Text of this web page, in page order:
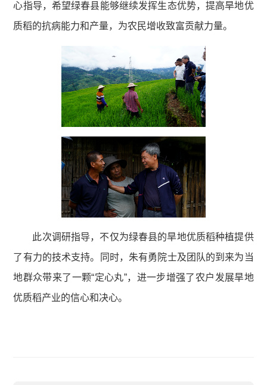
心指导，希望绿春县能够继续发挥生态优势，提高旱地优
质稻的抗病能力和产量，为农民增收致富贡献力量。
此次调研指导，不仅为绿春县的旱地优质稻种植提供
了有力的技术支持。同时，朱有勇院士及团队的到来为当
地群众带来了一颗“定心丸”，进一步增强了农户发展旱地
优质稻产业的信心和决心。